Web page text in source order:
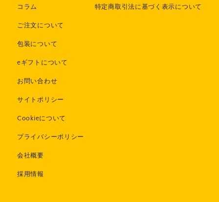
コラム
ご注文について
包装について
eギフトについて
特定商取引法に基づく表示について
お問い合わせ
サイトポリシー
Cookieについて
プライバシーポリシー
会社概要
採用情報